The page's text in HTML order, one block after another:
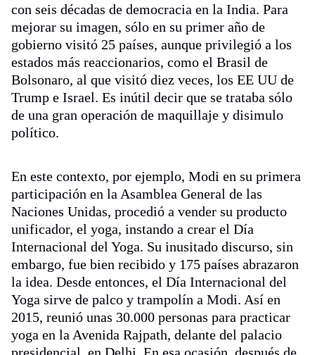
con seis décadas de democracia en la India. Para
mejorar su imagen, sólo en su primer año de
gobierno visitó 25 países, aunque privilegió a los
estados más reaccionarios, como el Brasil de
Bolsonaro, al que visitó diez veces, los EE UU de
Trump e Israel. Es inútil decir que se trataba sólo
de una gran operación de maquillaje y disimulo
político.
En este contexto, por ejemplo, Modi en su primera
participación en la Asamblea General de las
Naciones Unidas, procedió a vender su producto
unificador, el yoga, instando a crear el Día
Internacional del Yoga. Su inusitado discurso, sin
embargo, fue bien recibido y 175 países abrazaron
la idea. Desde entonces, el Día Internacional del
Yoga sirve de palco y trampolín a Modi. Así en
2015, reunió unas 30.000 personas para practicar
yoga en la Avenida Rajpath, delante del palacio